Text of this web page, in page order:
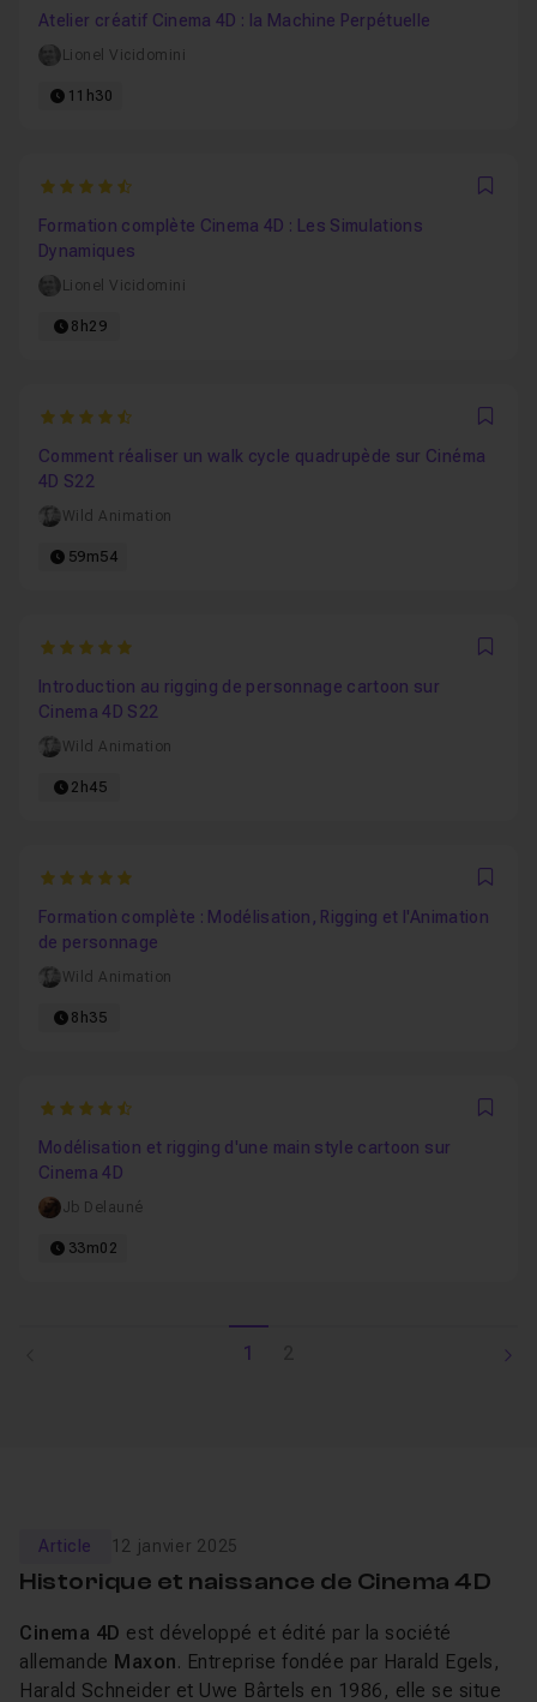
Atelier créatif Cinema 4D : la Machine Perpétuelle
Lionel Vicidomini
11h30
4.8
Formation complète Cinema 4D : Les Simulations
Dynamiques
Lionel Vicidomini
8h29
4.4
Comment réaliser un walk cycle quadrupède sur Cinéma
4D S22
Wild Animation
59m54
5
Introduction au rigging de personnage cartoon sur
Cinema 4D S22
Wild Animation
2h45
5
Formation complète : Modélisation, Rigging et l'Animation
de personnage
Wild Animation
8h35
4.3333333333333
Modélisation et rigging d'une main style cartoon sur
Cinema 4D
Jb Delauné
33m02
1
Article 12 janvier 2025
Historique et naissance de Cinema 4D
Cinema 4D est développé et édité par la société
allemande Maxon. Entreprise fondée par Harald Egels,
Harald Schneider et Uwe Bârtels en 1986, elle se situe